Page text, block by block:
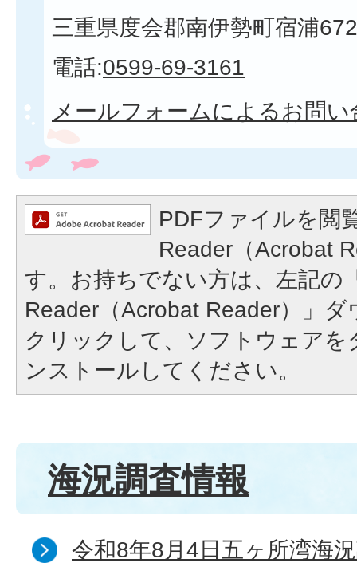
三重県度会郡南伊勢町宿浦
電話:0599-69-3161
メールフォームによるお問い
PDFファイルを閲
Reader（Acrobat
す。お持ちでない方は、左記の
Reader（Acrobat Reader）」
クリックして、ソフトウェア
ンストールしてください。
海況調査情報
令和8年8月4日五ヶ所湾海